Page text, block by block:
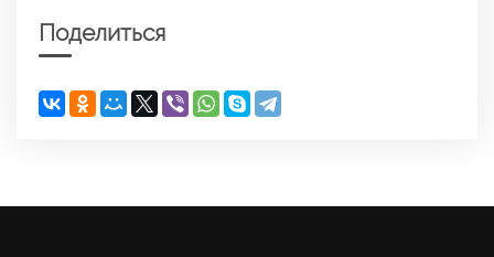
Поделиться